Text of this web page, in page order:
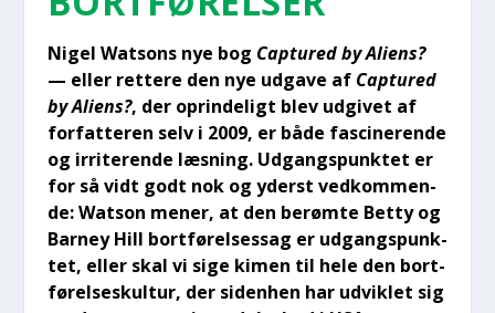
Nigel Wat­sons nye bog Cap­tu­red by Ali­ens?
— eller ret­te­re den nye udga­ve af Cap­tu­red
by Ali­ens?, der oprin­de­ligt blev udgi­vet af
for­fat­te­ren selv i 2009, er både fasci­ne­ren­de
og irri­te­ren­de læs­ning. Udgangs­punk­tet er
for så vidt godt nok og yderst ved­kom­men­
de: Wat­son mener, at den berøm­te Bet­ty og
Bar­ney Hill bort­fø­rel­ses­sag er udgangs­punk­
tet, eller skal vi sige kimen til hele den bort­
fø­rel­ses­kul­tur, der siden­hen har udvik­let sig